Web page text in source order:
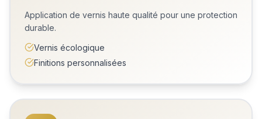
Application de vernis haute qualité pour une protection
durable.
Vernis écologique
Finitions personnalisées